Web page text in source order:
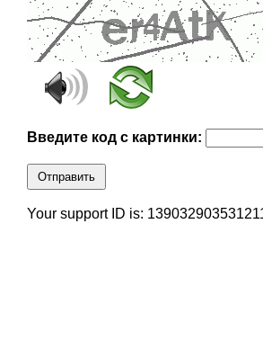
Введите код с картинки:
Отправить
Your support ID is: